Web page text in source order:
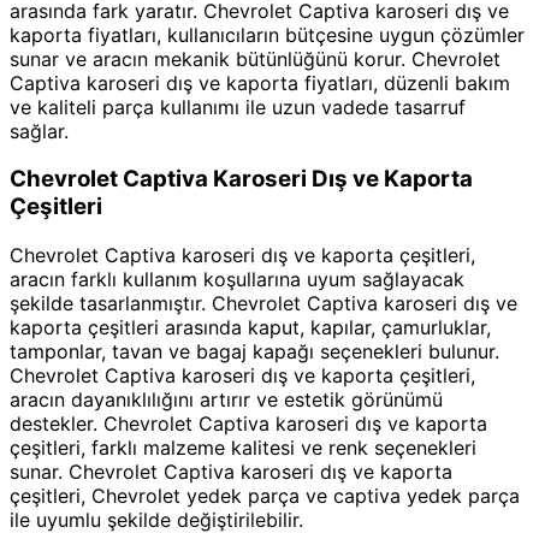
arasında fark yaratır. Chevrolet Captiva karoseri dış ve
kaporta fiyatları, kullanıcıların bütçesine uygun çözümler
sunar ve aracın mekanik bütünlüğünü korur. Chevrolet
Captiva karoseri dış ve kaporta fiyatları, düzenli bakım
ve kaliteli parça kullanımı ile uzun vadede tasarruf
sağlar.
Chevrolet Captiva Karoseri Dış ve Kaporta
Çeşitleri
Chevrolet Captiva karoseri dış ve kaporta çeşitleri,
aracın farklı kullanım koşullarına uyum sağlayacak
şekilde tasarlanmıştır. Chevrolet Captiva karoseri dış ve
kaporta çeşitleri arasında kaput, kapılar, çamurluklar,
tamponlar, tavan ve bagaj kapağı seçenekleri bulunur.
Chevrolet Captiva karoseri dış ve kaporta çeşitleri,
aracın dayanıklılığını artırır ve estetik görünümü
destekler. Chevrolet Captiva karoseri dış ve kaporta
çeşitleri, farklı malzeme kalitesi ve renk seçenekleri
sunar. Chevrolet Captiva karoseri dış ve kaporta
çeşitleri, Chevrolet yedek parça ve captiva yedek parça
ile uyumlu şekilde değiştirilebilir.